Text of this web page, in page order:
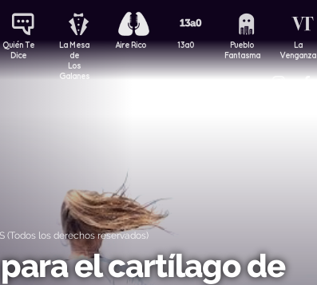
Quién Te
Dice
La Mesa
de
Los
Galanes
Aire Rico 13a0
Pueblo
Fantasma
La
Venganza
los derechos reservados)
el cartílago de